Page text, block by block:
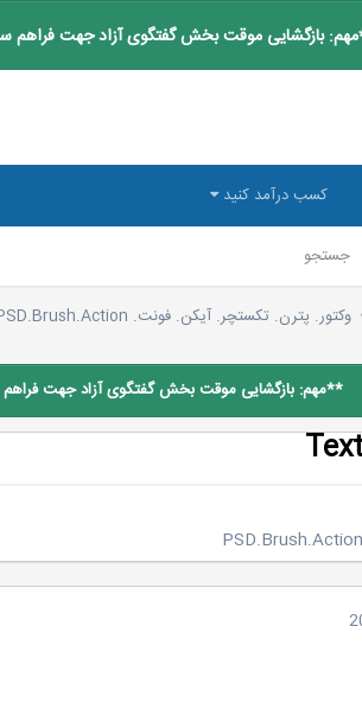
بازگشایی موقت بخش گفتگوی آزاد جهت فراهم
جستجو
کسب درآمد کنید
وکتور. پترن. تکستچر. آیکن. فونت. PSD.Brush.Action
**مهم: بازگشایی موقت بخش گفتگوی آزاد جهت فراهم